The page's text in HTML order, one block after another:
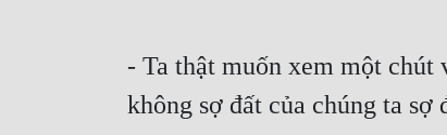
- Ta thật muốn xem một
không sợ đất của chúng ta sợ